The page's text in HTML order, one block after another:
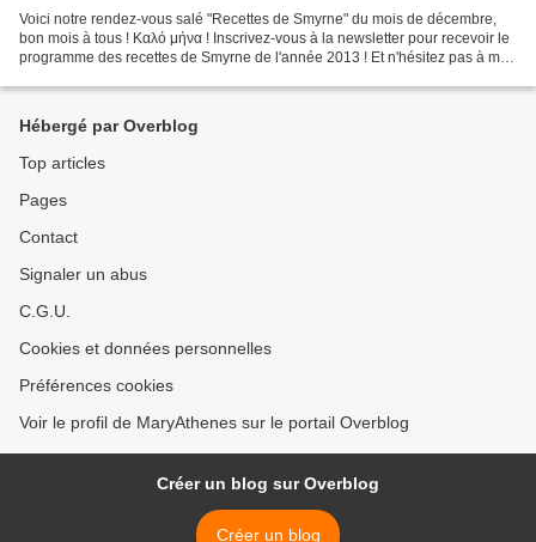
Voici notre rendez-vous salé "Recettes de Smyrne" du mois de décembre,
bon mois à tous ! Καλό μήνα ! Inscrivez-vous à la newsletter pour recevoir le
programme des recettes de Smyrne de l'année 2013 ! Et n'hésitez pas à me
Hébergé par Overblog
Top articles
Pages
Contact
Signaler un abus
C.G.U.
Cookies et données personnelles
Préférences cookies
Voir le profil de MaryAthenes sur le portail Overblog
Créer un blog sur Overblog
Créer un blog